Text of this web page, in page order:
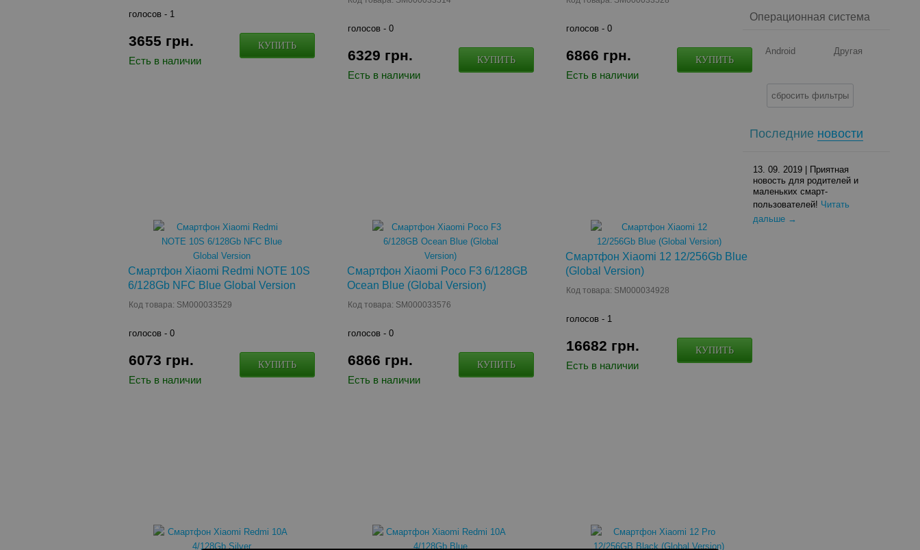
голосов - 1
3655 грн.
Есть в наличии
КУПИТЬ
голосов - 0
6329 грн.
Есть в наличии
КУПИТЬ
голосов - 0
6866 грн.
Есть в наличии
КУПИТЬ
Смартфон Xiaomi Redmi NOTE 10S
6/128Gb NFC Blue Global Version
Код товара: SM000033529
голосов -0
6073 грн.
Есть в наличии
КУПИТЬ
Смартфон Xiaomi Poco F3 6/128GB
Ocean Blue (Global Version)
Код товара: SM000033576
голосов - 0
6866 грн.
Есть в наличии
КУПИТЬ
Смартфон Xiaomi 12 12/256Gb Blue
(Global Version)
Код товара: SM000034928
голосов - 1
16682 грн.
Есть в наличии
КУПИТЬ
Операционная система
Android Другая
cбросить фильтры
Последние новости
13. 09. 2019 | Приятная
новость для родителей и
маленьких смарт-
пользователей! Читать
дальше →